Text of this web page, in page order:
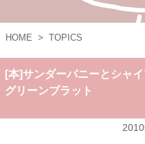
HOME > TOPICS
[本]サンダーバニーとシャ
グリーンブラット